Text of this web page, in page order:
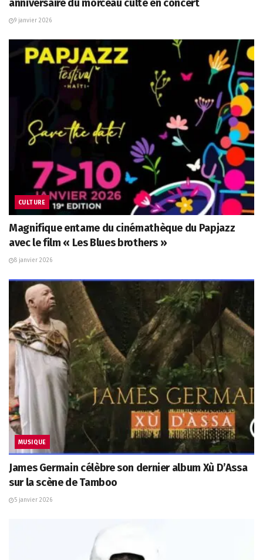
anniversaire du morceau culte en concert
9 janvier 2026
CULTURE
Magnifique entame du cinémathèque du Papjazz
avec le film « Les Blues brothers »
8 janvier 2026
MUSIQUE
James Germain célèbre son dernier album Xù D’Assa
sur la scène de Tamboo
5 janvier 2026